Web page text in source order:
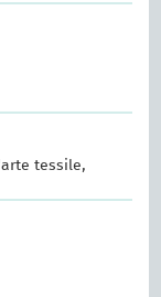
tessile,